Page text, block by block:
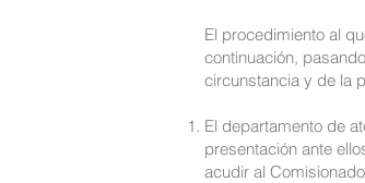
El procedimiento al
continuación,
circunstancia y de la
El departamento de
presentación ante
acudir al